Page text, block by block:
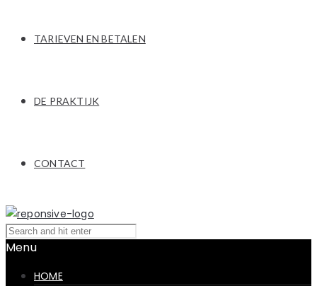
TARIEVEN EN BETALEN
DE PRAKTIJK
CONTACT
Menu
HOME